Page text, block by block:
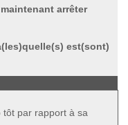
arrêter
est(sont)
par rapport à sa